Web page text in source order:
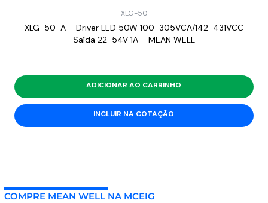
XLG-50
XLG-50-A – Driver LED 50W 100-305VCA/142-431VCC
Saída 22-54V 1A – MEAN WELL
ADICIONAR AO CARRINHO
INCLUIR NA COTAÇÃO
COMPRE MEAN WELL NA MCEIG